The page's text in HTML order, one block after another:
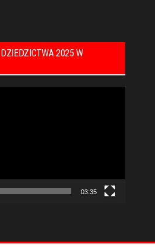
2025 W
03:35